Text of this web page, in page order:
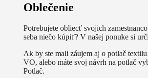
Oblečenie
Potrebujete obliecť svojich
seba niečo kúpiť? V našej ponuke si
Ak by ste mali záujem aj o potlač
VO, alebo máte svoj návrh na potlač
Potlač.